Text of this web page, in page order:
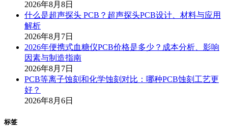
2026年8月8日
什么是超声探头 PCB？超声探头PCB设计、材料与应用
解析
2026年8月7日
2026年便携式血糖仪PCB价格是多少？成本分析、影响
因素与制造指南
2026年8月7日
PCB等离子蚀刻和化学蚀刻对比：哪种PCB蚀刻工艺更
好？
2026年8月6日
标签